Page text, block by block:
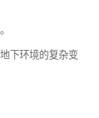
下环境的复杂变